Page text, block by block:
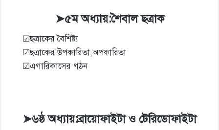
➤৫ম অধ্যায়:শৈবাল ছত্রাক
☑ছত্রাকের বৈশিষ্ট্য
☑ছত্রাকের উপকারিতা,অপকারিতা
☑এগারিকাসের গঠন
➤৬ষ্ঠ অধ্যায়:ব্রায়োফাইটা ও টেরিডোফাইটা